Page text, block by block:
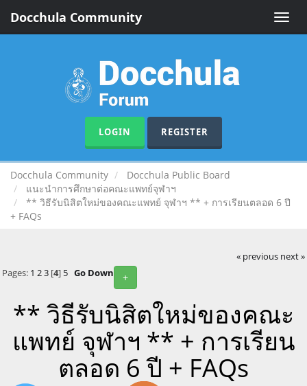
Toggle
Docchula Community
LOGIN REGISTER
Docchula Community
Docchula Public Board
แนะนำการศึกษาต่อคณะแพทย์จุฬาฯ
** วิธีรับนิสิตใหม่ของคณะแพทย์ จุฬาฯ ** + การเรียนตลอด 6 ปี
+ FAQs
« previous next »
+
Pages: 1 2 3[4] 5 Go Down
** วิธีรับนิสิตใหม่ของคณะ
แพทย์ จุฬาฯ ** + การเรียน
ตลอด 6 ปี + FAQs